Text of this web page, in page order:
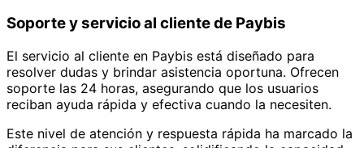
Soporte y servicio al cliente de Paybis
El servicio al cliente en Paybis está diseñado para
resolver dudas y brindar asistencia oportuna. Ofrecen
soporte las 24 horas, asegurando que los usuarios
reciban ayuda rápida y efectiva cuando la necesiten.
Este nivel de atención y respuesta rápida ha marcado la